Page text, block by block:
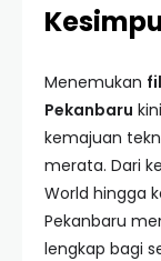
Menemukan
Pekanbaru
kemajuan
merata. Dari
World hingga
Pekanbaru
lengkap bagi